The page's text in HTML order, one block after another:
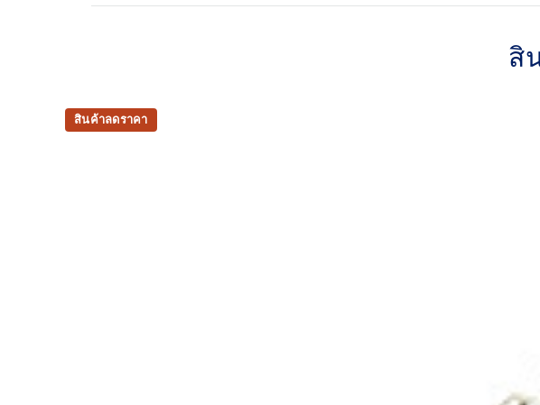
GEL™ technology cushioning provides excellent shock
water usage by approximately 33% and carbon emissions by
approximately 45% compared to the conventional dyeing
สิ
สินค้าลดราคา